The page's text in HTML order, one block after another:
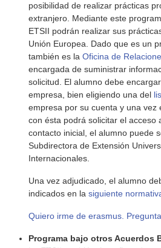
posibilidad de realizar prácticas
extranjero. Mediante este
ETSII podrán realizar sus
Unión Europea. Dado que es un
también es la Oficina de
encargada de suministrar
solicitud. El alumno debe
empresa, bien eligiendo una del
empresa por su cuenta y una vez
con ésta podrá solicitar el acceso
contacto inicial, el alumno puede
Subdirectora de Extensión
Internacionales.
Una vez adjudicado, el alumno
indicados en la siguiente
Quiero irme de erasmus.
Programa bajo otros Acuerdos